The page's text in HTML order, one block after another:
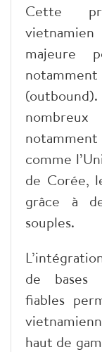
Cette
majeure
comme
de Corée,
grâce à
souples.
de bases
fiables
haut de